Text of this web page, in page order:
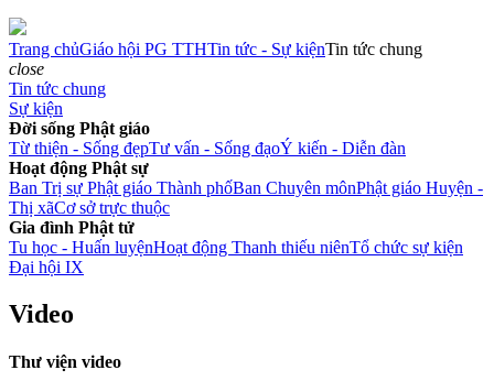
Trang chủGiáo hội PG TTHTin tức - Sự kiệnTin tức chung
close
Tin tức chung
Sự kiện
Đời sống Phật giáo
Từ thiện - Sống đẹpTư vấn - Sống đạoÝ kiến - Diễn đàn
Hoạt động Phật sự
Ban Trị sự Phật giáo Thành phốBan Chuyên mônPhật giáo Huyện -
Thị xãCơ sở trực thuộc
Gia đình Phật tử
Tu học - Huấn luyệnHoạt động Thanh thiếu niênTổ chức sự kiện
Đại hội IX
Video
Thư viện video